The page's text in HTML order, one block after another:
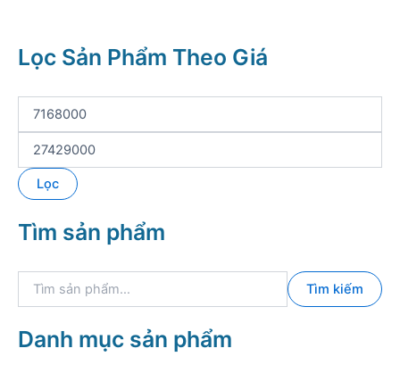
Lọc Sản Phẩm Theo Giá
ố
i
h
á
t
i
Lọc
Tìm sản phẩm
k
i
Tìm kiếm
Danh mục sản phẩm